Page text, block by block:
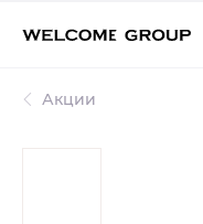
Акции